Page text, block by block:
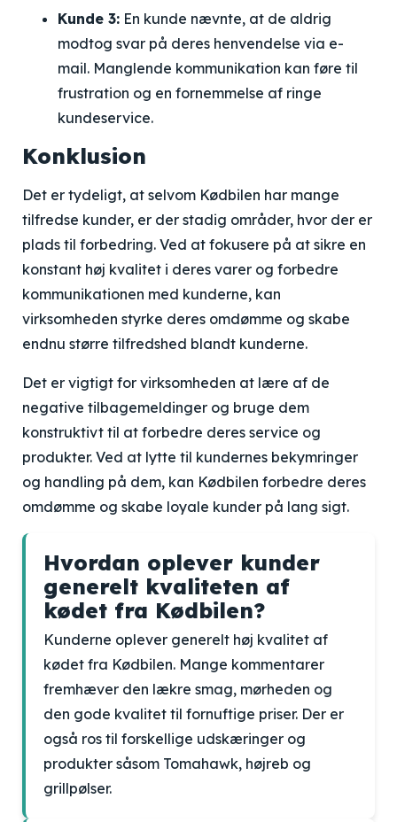
Kunde 3: En kunde nævnte, at de aldrig
modtog svar på deres henvendelse via e-
mail. Manglende kommunikation kan føre til
frustration og en fornemmelse af ringe
kundeservice.
Konklusion
Det er tydeligt, at selvom Kødbilen har mange
tilfredse kunder, er der stadig områder, hvor der er
plads til forbedring. Ved at fokusere på at sikre en
konstant høj kvalitet i deres varer og forbedre
kommunikationen med kunderne, kan
virksomheden styrke deres omdømme og skabe
endnu større tilfredshed blandt kunderne.
Det er vigtigt for virksomheden at lære af de
negative tilbagemeldinger og bruge dem
konstruktivt til at forbedre deres service og
produkter. Ved at lytte til kundernes bekymringer
og handling på dem, kan Kødbilen forbedre deres
omdømme og skabe loyale kunder på lang sigt.
Hvordan oplever kunder
generelt kvaliteten af
kødet fra Kødbilen?
Kunderne oplever generelt høj kvalitet af
kødet fra Kødbilen. Mange kommentarer
fremhæver den lækre smag, mørheden og
den gode kvalitet til fornuftige priser. Der er
også ros til forskellige udskæringer og
produkter såsom Tomahawk, højreb og
grillpølser.